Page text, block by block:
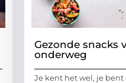
Gezonde snacks
onderweg
Je kent het wel, je